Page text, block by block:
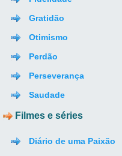
Gratidão
Otimismo
Perdão
Perseverança
Saudade
Filmes e séries
Diário de uma Paixão